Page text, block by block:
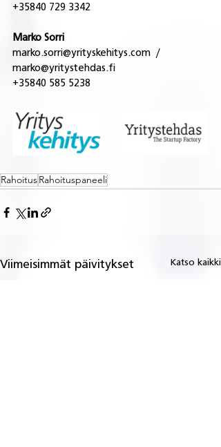
+35840 729 3342
Marko Sorri
marko.sorri@yrityskehitys.com  /
marko@yritystehdas.fi
+35840 585 5238
RahoitusRahoituspaneeli
Viimeisimmät päivitykset Katso kaikki